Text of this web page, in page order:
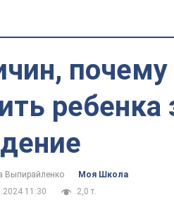
ребенка
Выпирайленко
Моя Школа
11:30
2,0 т.